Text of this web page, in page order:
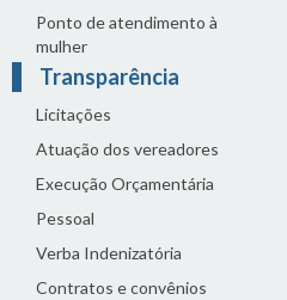
Ponto de atendimento à
mulher
Transparência
Licitações
Atuação dos vereadores
Execução Orçamentária
Pessoal
Verba Indenizatória
Contratos e convênios